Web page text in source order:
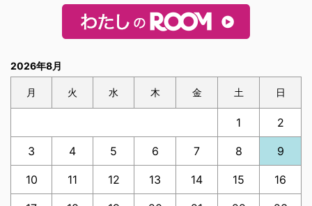
2026年8月
月 火 水 木 金 土 日
1 2
3 4 5 6 7 8 9
10 11 12 13 14 15 16